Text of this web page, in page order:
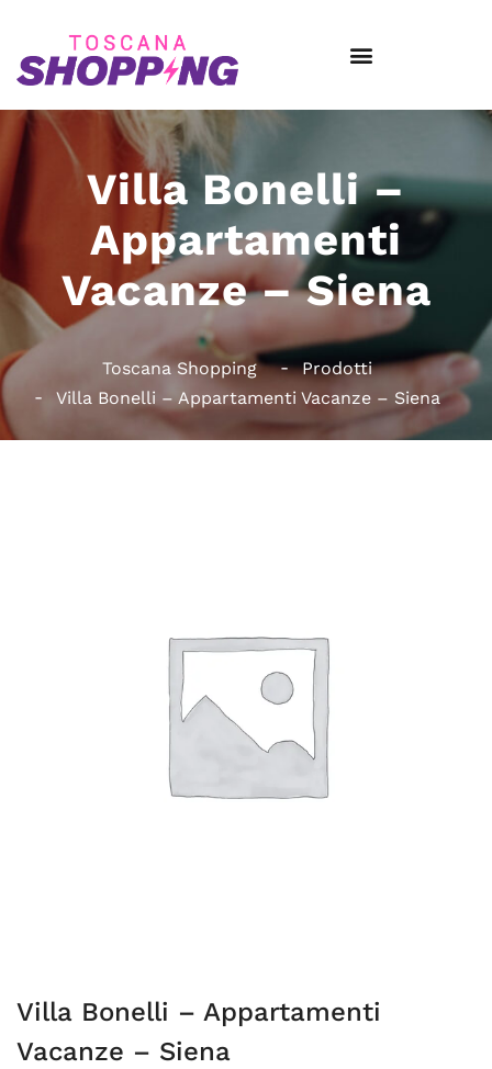
Villa Bonelli –
Appartamenti
Vacanze – Siena
Toscana Shopping
Prodotti
Villa Bonelli – Appartamenti Vacanze – Siena
Villa Bonelli – Appartamenti
Vacanze – Siena